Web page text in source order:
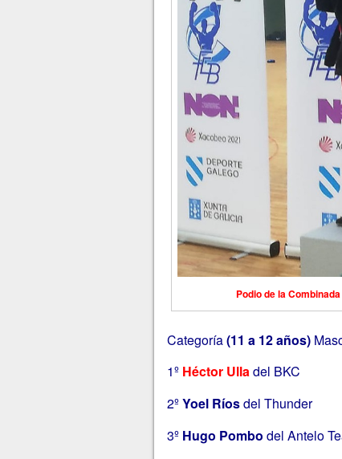
Podio de la
Categoría(11 a 12 años)
1º Héctor Ulladel BKC
2ºYoel Ríosdel Thunder
3º Hugo Pombo del Antelo